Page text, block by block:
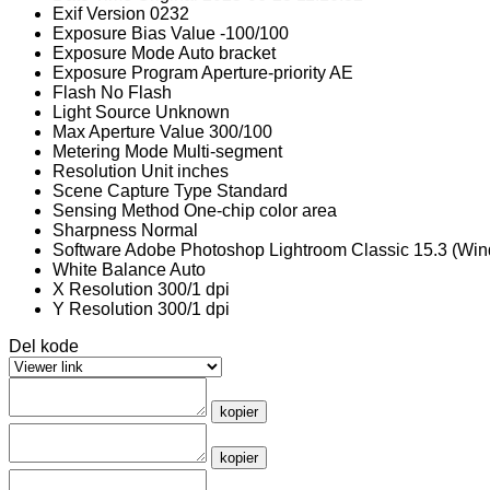
Exif Version 0232
Exposure Bias Value -100/100
Exposure ModeAuto bracket
Exposure ProgramAperture-priority AE
Flash No Flash
Light Source Unknown
Max Aperture Value 300/100
Metering Mode Multi-segment
Resolution Unit inches
Scene Capture Type Standard
Sensing Method One-chip color area
Sharpness Normal
SoftwareAdobe Photoshop Lightroom Classic 15.3
White BalanceAuto
X Resolution 300/1 dpi
Y Resolution 300/1 dpi
Del kode
kopier
kopier